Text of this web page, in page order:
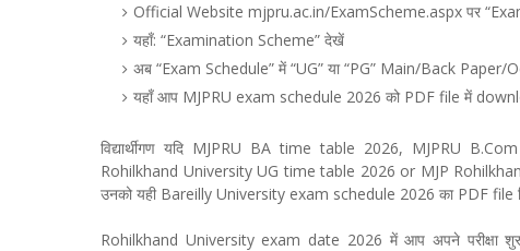
Official Website mjpru.ac.in/ExamScheme.aspx पर
यहाँ: “Examination Scheme” देखें
अब “Exam Schedule” में “UG” या “PG” Main/Back
यहाँ आप MJPRU exam schedule 2026 को PDF file में
विद्यार्थीगण यदि MJPRU BA time table 2026, MJPRU
Rohilkhand University UG time table 2026 or MJP
उनको यही Bareilly University exam schedule 2026 का PDF file
Rohilkhand University exam date 2026 में आप अपने परीक्षा